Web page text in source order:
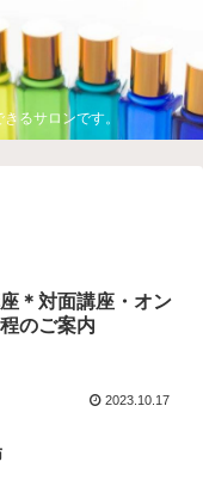
るサロンです。
＊対面講座・オン
のご案内
2023.10.17